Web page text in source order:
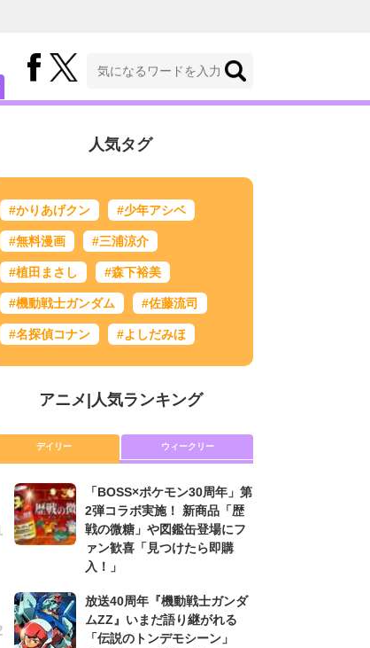
人気タグ
#かりあげクン #少年アシベ
#無料漫画 #三浦涼介
#植田まさし #森下裕美
#機動戦士ガンダム #佐藤流司
#名探偵コナン #よしだみほ
アニメ| 人気ランキング
デイリー ウィークリー
「BOSS×ポケモン30周年」第
2弾コラボ実施！ 新商品「歴
戦の微糖」や図鑑缶登場にフ
ァン歓喜「見つけたら即購
入！」
放送40周年『機動戦士ガンダ
ムZZ』いまだ語り継がれる
「伝説のトンデモシーン」